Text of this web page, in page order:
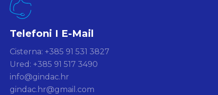
Telefoni I E-Mail
Cisterna: +385 91 531 3827
Ured: +385 91 517 3490
info@gindac.hr
gindac.hr@gmail.com